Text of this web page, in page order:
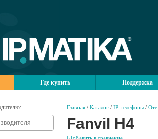
Где купить Поддержка
Главная / Каталог / IP-телефоны /
Fanvil H4